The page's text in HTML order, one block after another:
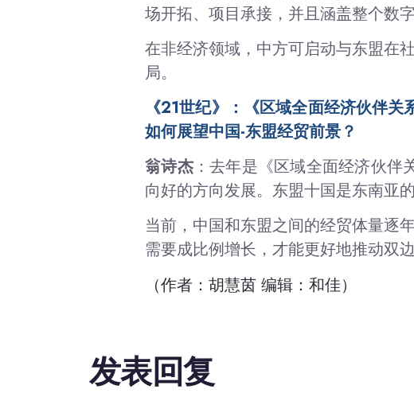
场开拓、项目承接，并且涵盖整个数
在非经济领域，中方可启动与东盟在
局。
《21世纪》：《区域全面经济伙伴
如何展望中国-东盟经贸前景？
翁诗杰：去年是《区域全面经济伙伴
向好的方向发展。东盟十国是东南亚
当前，中国和东盟之间的经贸体量逐
需要成比例增长，才能更好地推动双边
（作者：胡慧茵 编辑：和佳）
发表回复